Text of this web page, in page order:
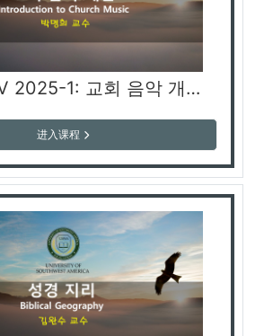
특별 MDIV 2025-1: 교회 음악 개론 (박명희 교수)
进入课程